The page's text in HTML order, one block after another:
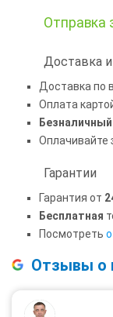
Отправка
Доставка
Доставка по
Оплата
Оплачивайте
Гарантии
Гарантия от
Бесплатная
Посмотреть
Отзывы о